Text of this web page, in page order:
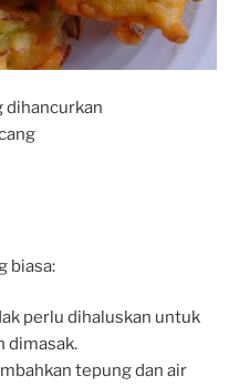
dihancurkan
biasa:
perlu dihaluskan untuk
dimasak.
tepung dan air